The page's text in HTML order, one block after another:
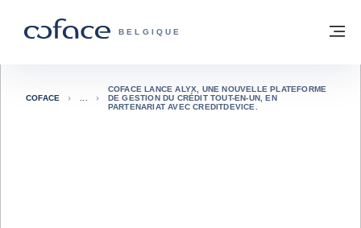
COFACE, FOR TRADE - PAGE
BELGIQUE
Retour à la page d'accueil
COFACE
COFACE LANCE ALYX, UNE NOUVELLE PLATEFORME
DE GESTION DU CRÉDIT TOUT-EN-UN, EN
PARTENARIAT AVEC CREDITDEVICE.